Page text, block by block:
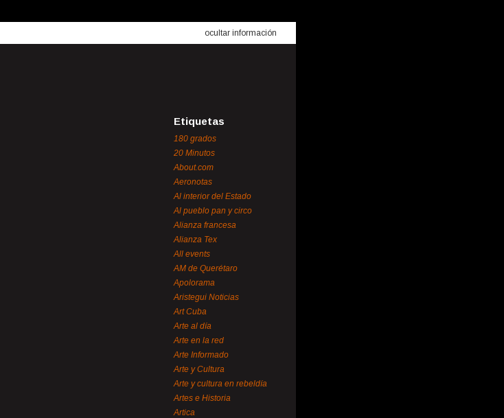
ocultar información
Etiquetas
180 grados
20 Minutos
About.com
Aeronotas
Al interior del Estado
Al pueblo pan y circo
Alianza francesa
Alianza Tex
All events
AM de Querétaro
Apolorama
Aristegui Noticias
Art Cuba
Arte al día
Arte en la red
Arte Informado
Arte y Cultura
Arte y cultura en rebeldía
Artes e Historia
Artica